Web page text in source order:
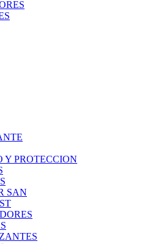
PROTECCION
SAN